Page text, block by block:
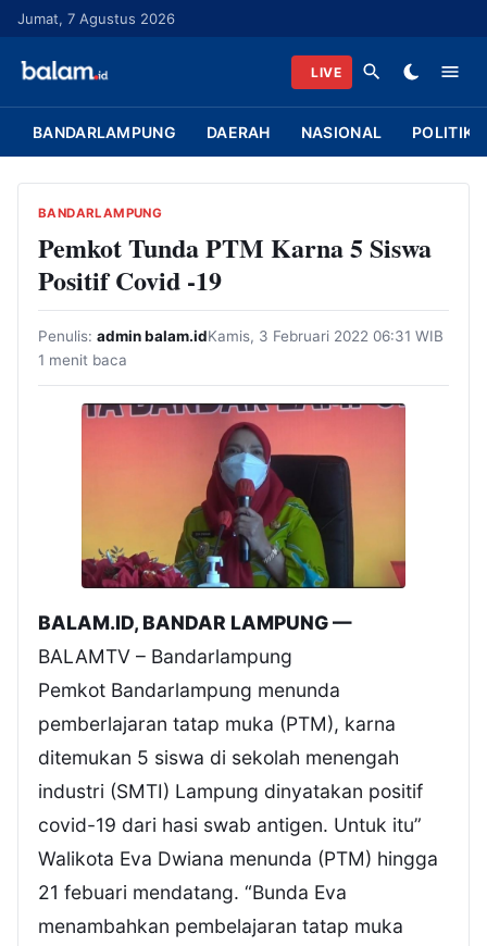
u
Jumat, 7 Agustus 2026
LIVE
BANDARLAMPUNG DAERAH NASIONAL POLITIK
BANDARLAMPUNG
Pemkot Tunda PTM Karna 5 Siswa
Positif Covid -19
Penulis: admin balam.idKamis, 3 Februari 2022 06:31 WIB
1 menit baca
BALAM.ID, BANDAR LAMPUNG —
BALAMTV – Bandarlampung
Pemkot Bandarlampung menunda
pemberlajaran tatap muka (PTM), karna
ditemukan 5 siswa di sekolah menengah
industri (SMTI) Lampung dinyatakan positif
covid-19 dari hasi swab antigen. Untuk itu”
Walikota Eva Dwiana menunda (PTM) hingga
21 febuari mendatang. “Bunda Eva
menambahkan pembelajaran tatap muka